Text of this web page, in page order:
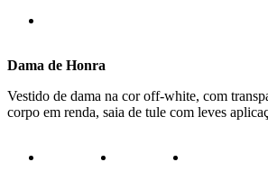
Dama de Honra
Vestido de dama na cor off-white, com
corpo em renda, saia de tule com leves